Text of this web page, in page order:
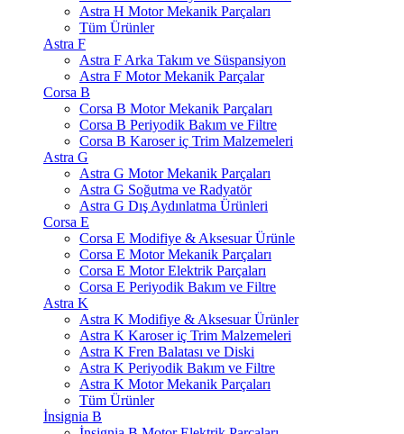
Astra H Motor Mekanik Parçaları
Tüm Ürünler
Astra F
Astra F Arka Takım ve Süspansiyon
Astra F Motor Mekanik Parçalar
Corsa B
Corsa B Motor Mekanik Parçaları
Corsa B Periyodik Bakım ve Filtre
Corsa B Karoser iç Trim Malzemeleri
Astra G
Astra G Motor Mekanik Parçaları
Astra G Soğutma ve Radyatör
Astra G Dış Aydınlatma Ürünleri
Corsa E
Corsa E Modifiye & Aksesuar Ürünle
Corsa E Motor Mekanik Parçaları
Corsa E Motor Elektrik Parçaları
Corsa E Periyodik Bakım ve Filtre
Astra K
Astra K Modifiye & Aksesuar Ürünler
Astra K Karoser iç Trim Malzemeleri
Astra K Fren Balatası ve Diski
Astra K Periyodik Bakım ve Filtre
Astra K Motor Mekanik Parçaları
Tüm Ürünler
İnsignia B